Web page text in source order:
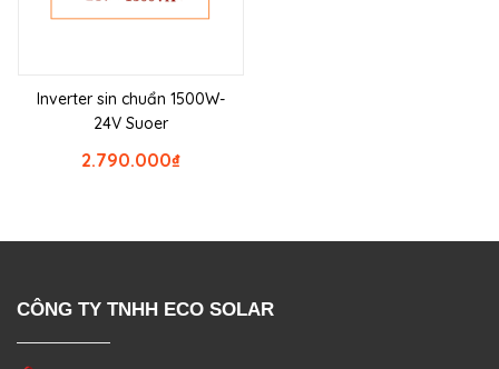
Inverter sin chuẩn 1500W-
24V Suoer
₫
2.790.000
CÔNG TY TNHH ECO SOLAR